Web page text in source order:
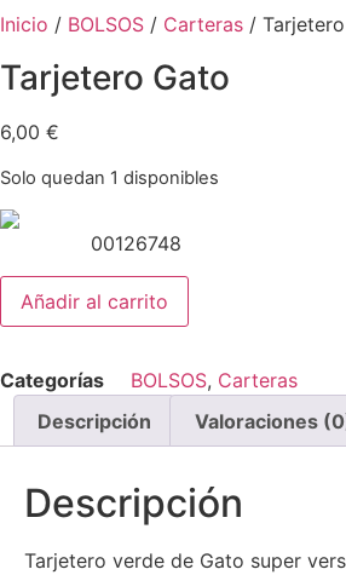
Inicio / BOLSOS / Carteras /
Tarjetero Gato
6,00 €
Solo quedan 1 disponibles
00126748
Tarjetero
Gato
cantidad
Añadir al carrito
Categorías BOLSOS, Carteras
Descripción
Valoraciones
Descripción
Tarjetero verde de Gato super